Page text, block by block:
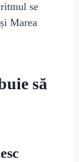
se
Marea
să